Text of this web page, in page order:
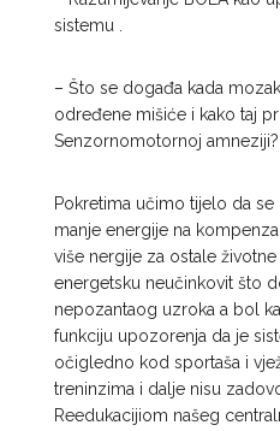
sistemu .
– Što se događa kada
određene mišiće i kako taj
Senzornomotornoj amneziji?
Pokretima učimo tijelo da
manje energije na
više nergije za ostale
energetsku neučinkovit što
nepozantaog uzroka a bol
funkciju upozorenja da je
očigledno kod sportaša i
treninzima i dalje nisu
Reedukacijiom našeg